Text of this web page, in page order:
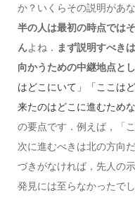
か？いくらその説明があ
半の人は最初の時点では
んよね． まず説明すべき
向かうための中継地点と
はどこにいて」「ここは
来たのはどこに進むためな
の要点です．例えば，「
次に進むべきは北の方向
づきがなければ，先人の
発見には至らなかったで